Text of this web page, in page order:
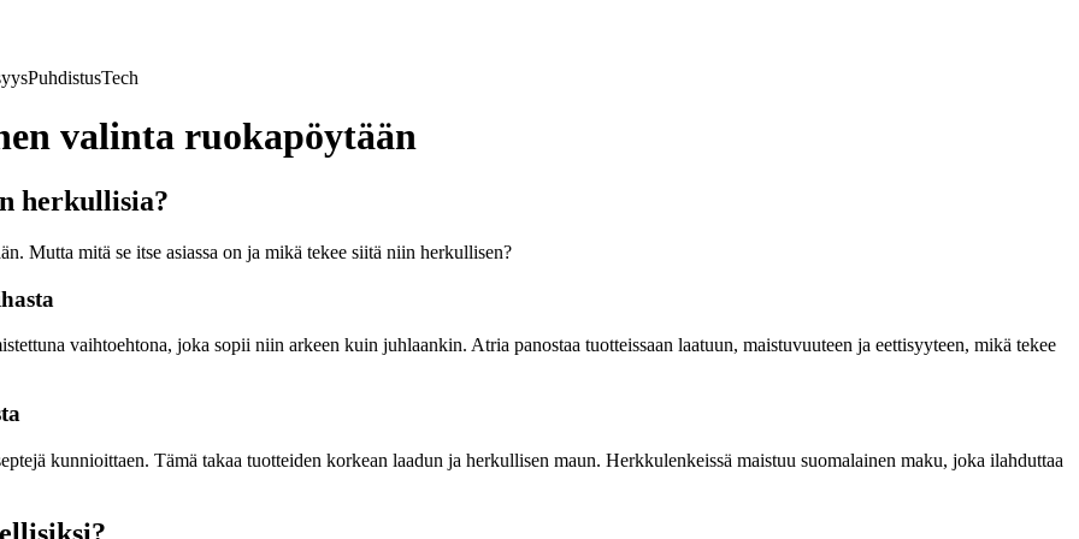
PuhdistusTech
valinta ruokapöytään
herkullisia?
Mutta mitä se itse asiassa on ja mikä tekee siitä niin herkullisen?
vaihtoehtona, joka sopii niin arkeen kuin juhlaankin. Atria panostaa tuotteissaan laatuun, maistuvuuteen ja eettisyyteen, mikä tekee
kunnioittaen. Tämä takaa tuotteiden korkean laadun ja herkullisen maun. Herkkulenkeissä maistuu suomalainen maku, joka ilahduttaa